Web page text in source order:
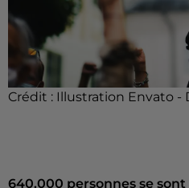
Crédit : Illustration Envato -
640.000 personnes se sont